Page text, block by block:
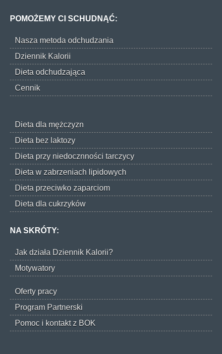
POMOŻEMY CI SCHUDNĄĆ:
Nasza metoda odchudzania
Dziennik Kalorii
Dieta odchudzająca
Cennik
Dieta dla mężczyzn
Dieta bez laktozy
Dieta przy niedocznności tarczycy
Dieta w zabrzeniach lipidowych
Dieta przeciwko zaparciom
Dieta dla cukrzyków
NA SKRÓTY:
Jak działa Dziennik Kalorii?
Motywatory
Oferty pracy
Program Partnerski
Pomoc i kontakt z BOK